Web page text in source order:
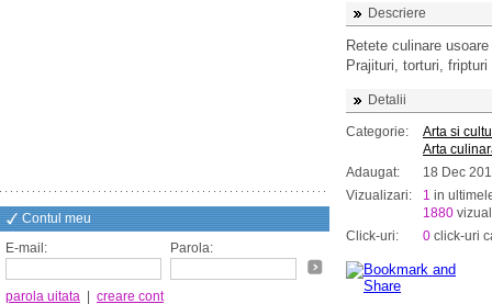
Contul meu
E-mail:
Parola:
parola uitata creare cont
Descriere
Retete culinare
Prajituri, torturi,
Detalii
Categorie:
Arta si
Arta
Adaugat:
18 Dec
Vizualizari:
1 in
1880
Click-uri:
0 click-uri